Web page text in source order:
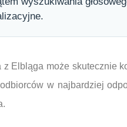
z Elbląga może skutecznie
w najbardziej